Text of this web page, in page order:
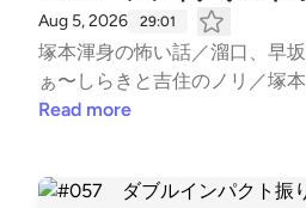
Aug 5, 2026 29:01
塚本渾身の怖い話／溜口、早
ぁ〜しらきと吉住のノリ／塚
げ、トム・ブラウン布川とラ
oices.com/adchoices
Read more